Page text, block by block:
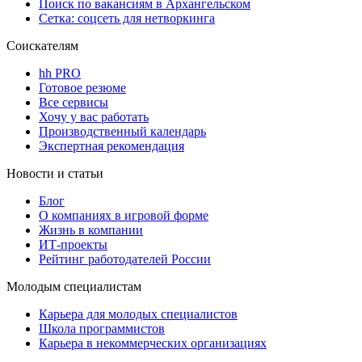
Поиск по вакансиям в Архангельском
Сетка: соцсеть для нетворкинга
Соискателям
hh PRO
Готовое резюме
Все сервисы
Хочу у вас работать
Производственный календарь
Экспертная рекомендация
Новости и статьи
Блог
О компаниях в игровой форме
Жизнь в компании
ИТ-проекты
Рейтинг работодателей России
Молодым специалистам
Карьера для молодых специалистов
Школа программистов
Карьера в некоммерческих организациях